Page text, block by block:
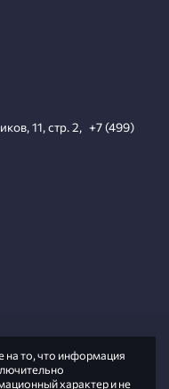
11, стр. 2, +7 (499)
то, что информация
характер и не